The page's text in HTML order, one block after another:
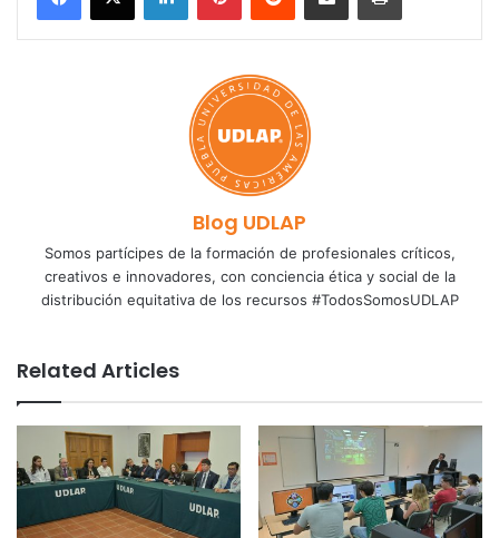
Blog UDLAP
Somos partícipes de la formación de profesionales críticos,
creativos e innovadores, con conciencia ética y social de la
distribución equitativa de los recursos #TodosSomosUDLAP
Related Articles